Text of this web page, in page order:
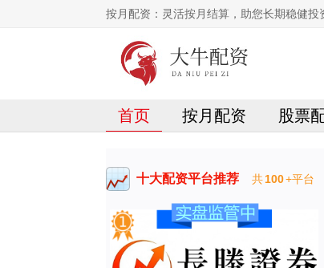
按月配资：灵活按月结算，助您长期稳健投
首页 按月配资 股票
十大配资平台推荐 共100+平台